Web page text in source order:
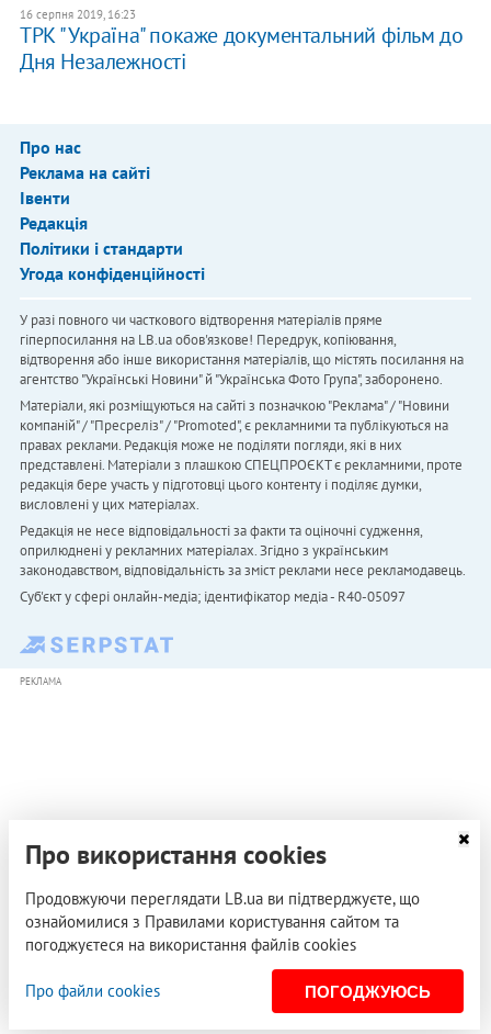
16 серпня 2019, 16:23
ТРК "Україна" покаже документальний фільм до
Дня Незалежності
Про нас
Реклама на сайті
Івенти
Редакція
Політики і стандарти
Угода конфіденційності
У разі повного чи часткового відтворення матеріалів пряме
гіперпосилання на LB.ua обов'язкове! Передрук, копіювання,
відтворення або інше використання матеріалів, що містять посилання на
агентство "Українськi Новини" й "Українська Фото Група", заборонено.
Матеріали, які розміщуються на сайті з позначкою "Реклама" / "Новини
компаній" / "Пресреліз" / "Promoted", є рекламними та публікуються на
правах реклами. Редакція може не поділяти погляди, які в них
представлені. Матеріали з плашкою СПЕЦПРОЄКТ є рекламними, проте
редакція бере участь у підготовці цього контенту і поділяє думки,
висловлені у цих матеріалах.
Редакція не несе відповідальності за факти та оціночні судження,
оприлюднені у рекламних матеріалах. Згідно з українським
законодавством, відповідальність за зміст реклами несе рекламодавець.
Cуб'єкт у сфері онлайн-медіа; ідентифікатор медіа - R40-05097
РЕКЛАМА
Про використання cookies
Продовжуючи переглядати LB.ua ви підтверджуєте, що
ознайомилися з Правилами користування сайтом та
погоджуєтеся на використання файлів cookies
Про файли cookies ПОГОДЖУЮСЬ